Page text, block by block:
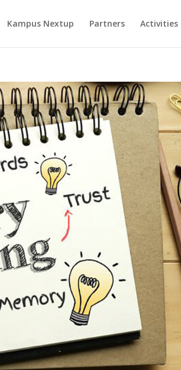
Kampus Nextup Partners Activities